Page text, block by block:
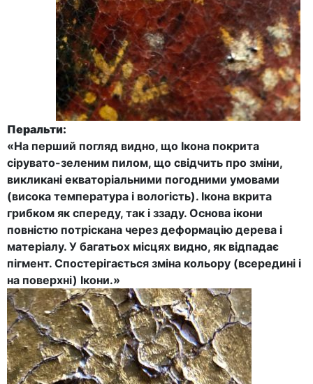
Перальти:
«На перший погляд видно, що Ікона покрита
сірувато-зеленим пилом, що свідчить про зміни,
викликані екваторіальними погодними умовами
(висока температура і вологість). Ікона вкрита
грибком як спереду, так і ззаду. Основа ікони
повністю потріскана через деформацію дерева і
матеріалу. У багатьох місцях видно, як відпадає
пігмент. Спостерігається зміна кольору (всередині і
на поверхні) Ікони.»